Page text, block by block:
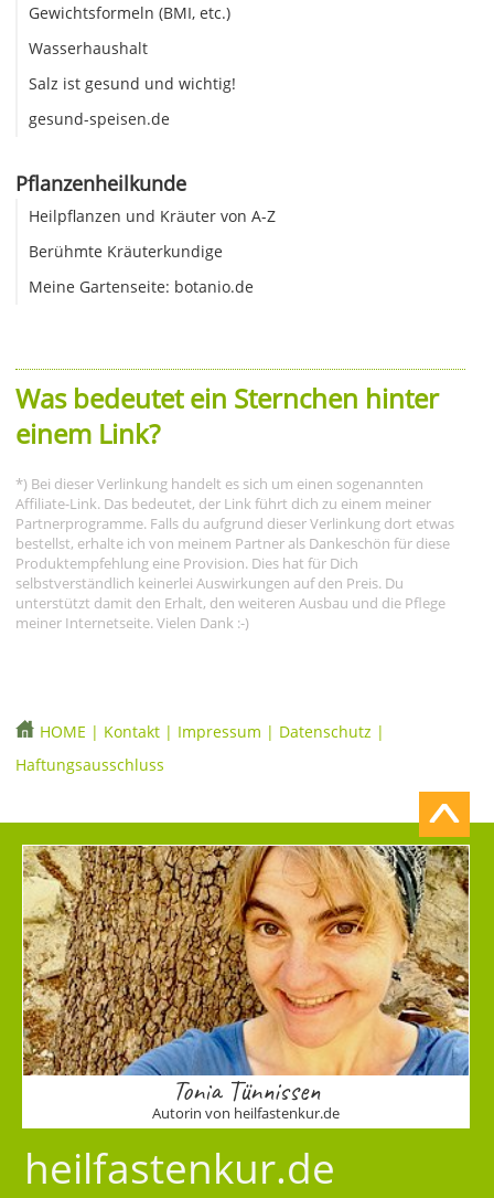
Gewichtsformeln (BMI, etc.)
Wasserhaushalt
Salz ist gesund und wichtig!
gesund-speisen.de
Pflanzenheilkunde
Heilpflanzen und Kräuter von A-Z
Berühmte Kräuterkundige
Meine Gartenseite: botanio.de
Was bedeutet ein Sternchen hinter
einem Link?
*) Bei dieser Verlinkung handelt es sich um einen sogenannten
Affiliate-Link. Das bedeutet, der Link führt dich zu einem meiner
Partnerprogramme. Falls du aufgrund dieser Verlinkung dort etwas
bestellst, erhalte ich von meinem Partner als Dankeschön für diese
Produktempfehlung eine Provision. Dies hat für Dich
selbstverständlich keinerlei Auswirkungen auf den Preis. Du
unterstützt damit den Erhalt, den weiteren Ausbau und die Pflege
meiner Internetseite. Vielen Dank :-)
HOME | Kontakt | Impressum | Datenschutz |
Haftungsausschluss
Tonia Tünnissen
Autorin von heilfastenkur.de
heilfastenkur.de